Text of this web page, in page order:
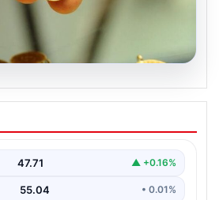
2 Nisan 2026: Altın
oldu? Gram, çeyrek,
47.71 ▲ +0.16%
55.04 • 0.01%